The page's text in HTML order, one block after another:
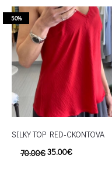
50%
SILKY TOP RED-CKONTOVA
70.00€35.00€